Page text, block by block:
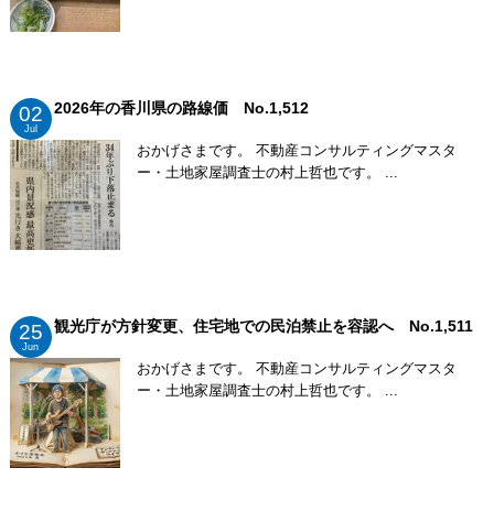
02
Jul
2026年の香川県の路線価 No.1,512
おかげさまです。 不動産コンサルティングマスタ
ー・土地家屋調査士の村上哲也です。 ...
25
Jun
観光庁が方針変更、住宅地での民泊禁止を容認へ No.1,511
おかげさまです。 不動産コンサルティングマスタ
ー・土地家屋調査士の村上哲也です。 ...